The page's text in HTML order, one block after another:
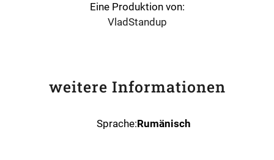
Eine Produktion von:
VladStandup
weitere Informationen
Sprache:Rumänisch